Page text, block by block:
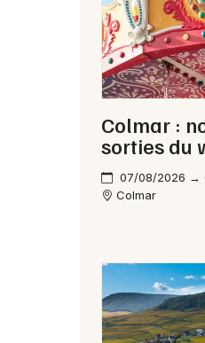
Colmar :
sorties du
07/08/2026 →
Colmar